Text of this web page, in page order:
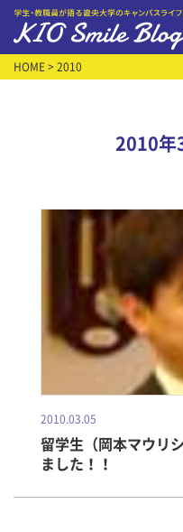
HOME > 2010
2010年
2010.03.05
留学生（岡本マウリ
ました！！